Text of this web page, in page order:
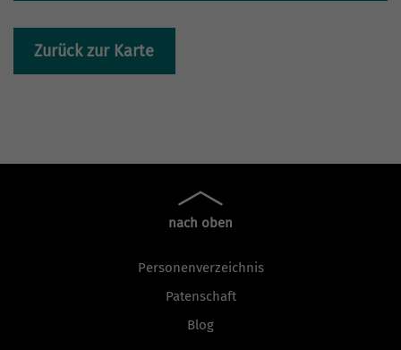
Zurück zur Karte
nach oben
Personenverzeichnis
Patenschaft
Blog